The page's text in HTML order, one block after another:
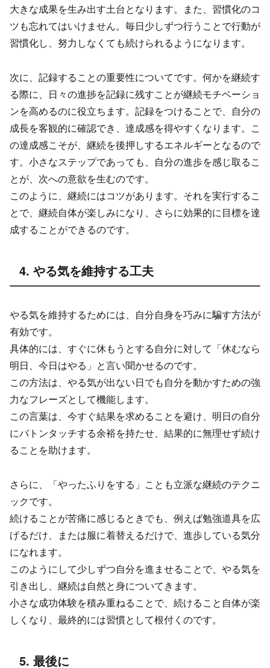
大きな成果を生み出す土台となります。また、習慣化のコ
ツも忘れてはいけません。毎日少しずつ行うことで行動が
習慣化し、努力しなくても続けられるようになります。
次に、記録することの重要性についてです。何かを継続す
る際に、日々の進捗を記録に残すことが継続モチベーショ
ンを高めるのに役立ちます。記録をつけることで、自分の
成長を客観的に確認でき、達成感を得やすくなります。こ
の達成感こそが、継続を後押しするエネルギーとなるので
す。小さなステップであっても、自分の進歩を感じ取るこ
とが、次への意欲を生むのです。
このように、継続にはコツがあります。それを実行するこ
とで、継続自体が楽しみになり、さらに効果的に目標を達
成することができるのです。
4. やる気を維持する工夫
やる気を維持するためには、自分自身を巧みに騙す方法が
有効です。
具体的には、すぐに休もうとする自分に対して「休むなら
明日、今日はやる」と言い聞かせるのです。
この方法は、やる気が出ない日でも自分を動かすための強
力なフレーズとして機能します。
この言葉は、今すぐ結果を求めることを避け、明日の自分
にバトンタッチする余裕を持たせ、結果的に無理せず続け
ることを助けます。
さらに、「やったふりをする」ことも立派な継続のテクニ
ックです。
続けることが苦痛に感じるときでも、例えば勉強道具を広
げるだけ、または服に着替えるだけで、進歩している気分
になれます。
このようにして少しずつ自分を進ませることで、やる気を
引き出し、継続は自然と身についてきます。
小さな成功体験を積み重ねることで、続けること自体が楽
しくなり、最終的には習慣として根付くのです。
5. 最後に